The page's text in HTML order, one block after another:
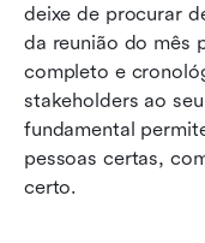
deixe de procurar
da reunião do mês
completo e
stakeholders ao
fundamental
pessoas certas,
certo.